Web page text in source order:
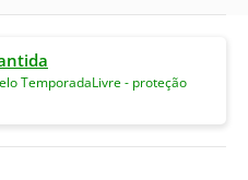
TemporadaLivre - proteção